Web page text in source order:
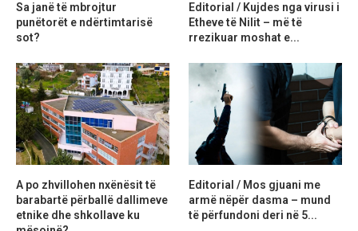
Sa janë të mbrojtur
punëtorët e ndërtimtarisë
sot?
Editorial / Kujdes nga virusi i
Etheve të Nilit – më të
rrezikuar moshat e...
A po zhvillohen nxënësit të
barabartë përballë dallimeve
etnike dhe shkollave ku
Editorial / Mos gjuani me
armë nëpër dasma – mund
të përfundoni deri në 5...